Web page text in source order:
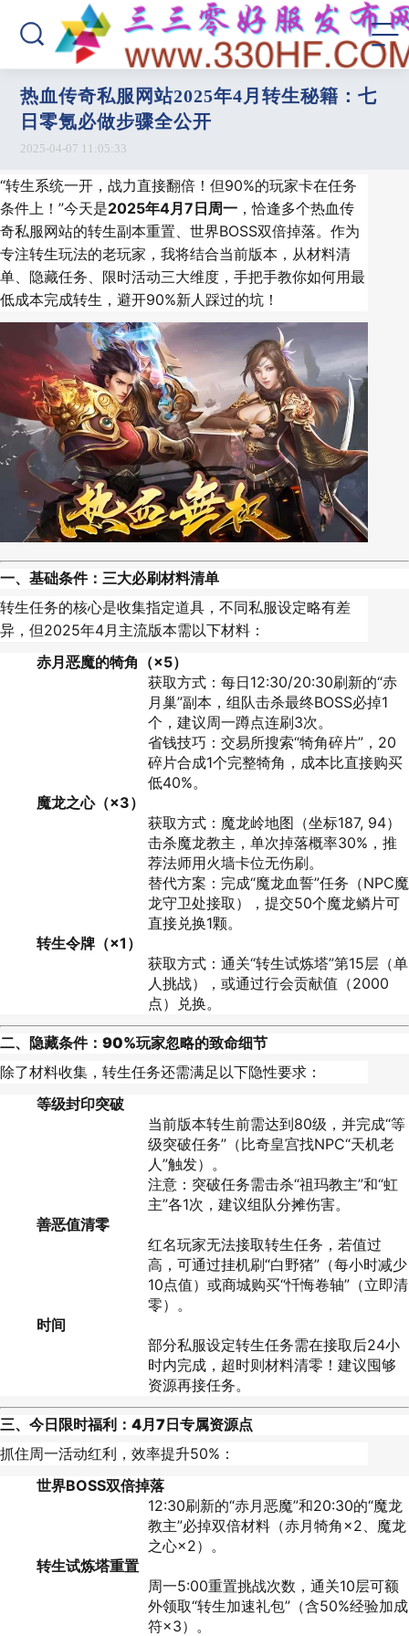
热血传奇私服网站2025年4月转生秘籍：七
日零氪必做步骤全公开
2025-04-07 11:05:33
“转生系统一开，战力直接翻倍！但90%的玩家卡在任务
条件上！”今天是2025年4月7日周一 ，恰逢多个热血传
奇私服网站的转生副本重置、世界BOSS双倍掉落。作为
专注转生玩法的老玩家，我将结合当前版本，从材料清
单、隐藏任务、限时活动三大维度，手把手教你如何用最
低成本完成转生，避开90%新人踩过的坑！
一、 基础条件：三大必刷材料清单
转生任务的核心是收集指定道具，不同私服设定略有差
异，但2025年4月主流版本需以下材料：
赤月恶魔的犄角（×5）
获取方式：每日12:30/20:30刷新的“赤
月巢”副本，组队击杀最终BOSS必掉1
个，建议周一蹲点连刷3次。
省钱技巧：交易所搜索“犄角碎片”，20
碎片合成1个完整犄角，成本比直接购买
低40%。
魔龙之心（×3）
获取方式：魔龙岭地图（坐标187, 94）
击杀魔龙教主，单次掉落概率30%，推
荐法师用火墙卡位无伤刷。
替代方案：完成“魔龙血誓”任务（NPC魔
龙守卫处接取），提交50个魔龙鳞片可
直接兑换1颗。
转生令牌（×1）
获取方式：通关“转生试炼塔”第15层（单
人挑战），或通过行会贡献值（2000
点）兑换。
二、 隐藏条件：90%玩家忽略的致命细节
除了材料收集，转生任务还需满足以下隐性要求：
等级封印突破
当前版本转生前需达到80级，并完成“等
级突破任务”（比奇皇宫找NPC“天机老
人”触发）。
注意：突破任务需击杀“祖玛教主”和“虹
主”各1次，建议组队分摊伤害。
善恶值清零
红名玩家无法接取转生任务，若值过
高，可通过挂机刷“白野猪”（每小时减少
10点值）或商城购买“忏悔卷轴”（立即清
零）。
时间
部分私服设定转生任务需在接取后24小
时内完成，超时则材料清零！建议囤够
资源再接任务。
三、 今日限时福利：4月7日专属资源点
抓住周一活动红利，效率提升50%：
世界BOSS双倍掉落
12:30刷新的“赤月恶魔”和20:30的“魔龙
教主”必掉双倍材料（赤月犄角×2、魔龙
之心×2）。
转生试炼塔重置
周一5:00重置挑战次数，通关10层可额
外领取“转生加速礼包”（含50%经验加成
符×3）。